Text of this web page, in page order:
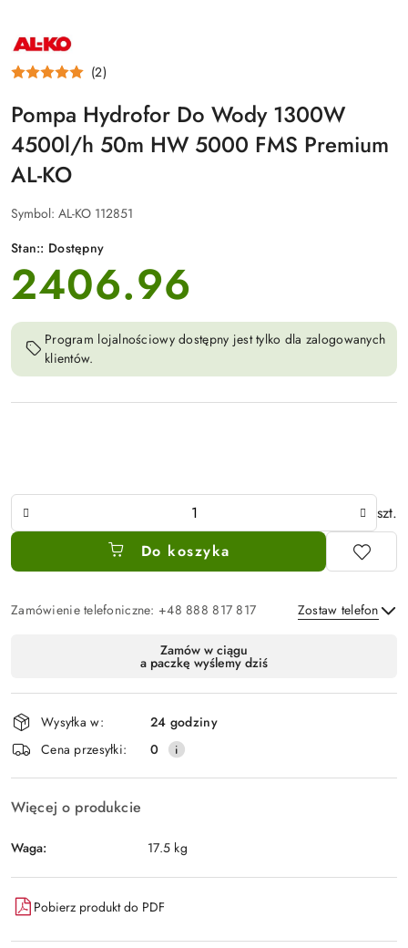
NAZWA
PRODUCENTA:
AL-
KO (2)
Pompa Hydrofor Do Wody 1300W
4500l/h 50m HW 5000 FMS Premium
AL-KO
Symbol: AL-KO 112851
Stan:: Dostępny
cena:
2406.96
Program lojalnościowy dostępny jest tylko dla zalogowanych
klientów.
Ilość
szt.
Do koszyka
Zamówienie telefoniczne: +48 888 817 817 Zostaw telefon
Wyślij
dostawa
Zamów w ciągu
a paczkę wyślemy dziś
Wysyłka w:
24 godziny
Cena przesyłki:
0
Więcej o produkcie
Waga: 17.5 kg
Pobierz produkt do PDF